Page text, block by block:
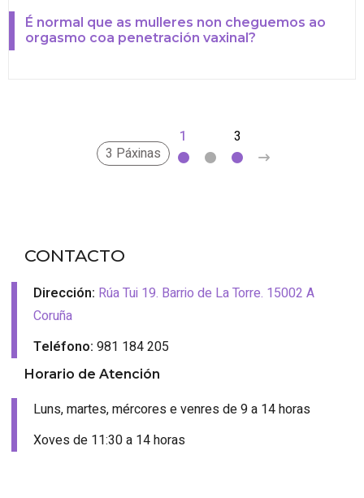
É normal que as mulleres non cheguemos ao
orgasmo coa penetración vaxinal?
3 Páxinas
1 3
CONTACTO
Dirección: Rúa Tui 19. Barrio de La Torre. 15002 A
Coruña
Teléfono: 981 184 205
Horario de Atención
Luns, martes, mércores e venres de 9 a 14 horas
Xoves de 11:30 a 14 horas